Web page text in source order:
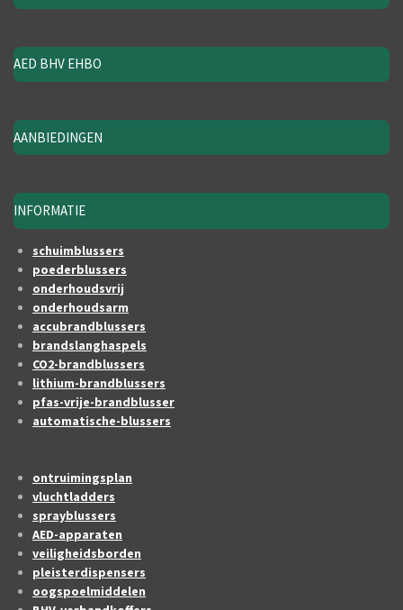
AED BHV EHBO
AANBIEDINGEN
INFORMATIE
schuimblussers
poederblussers
onderhoudsvrij
onderhoudsarm
accubrandblussers
brandslanghaspels
CO2-brandblussers
lithium-brandblussers
pfas-vrije-brandblusser
automatische-blussers
ontruimingsplan
vluchtladders
sprayblussers
AED-apparaten
veiligheidsborden
pleisterdispensers
oogspoelmiddelen